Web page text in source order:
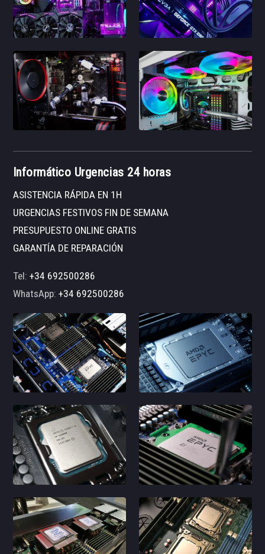
Informático Urgencias 24 horas
ASISTENCIA RÁPIDA EN 1H
URGENCIAS FESTIVOS FIN DE SEMANA
PRESUPUESTO ONLINE GRATIS
GARANTÍA DE REPARACIÓN
Tel:+34 692500286
WhatsApp:+34 692500286